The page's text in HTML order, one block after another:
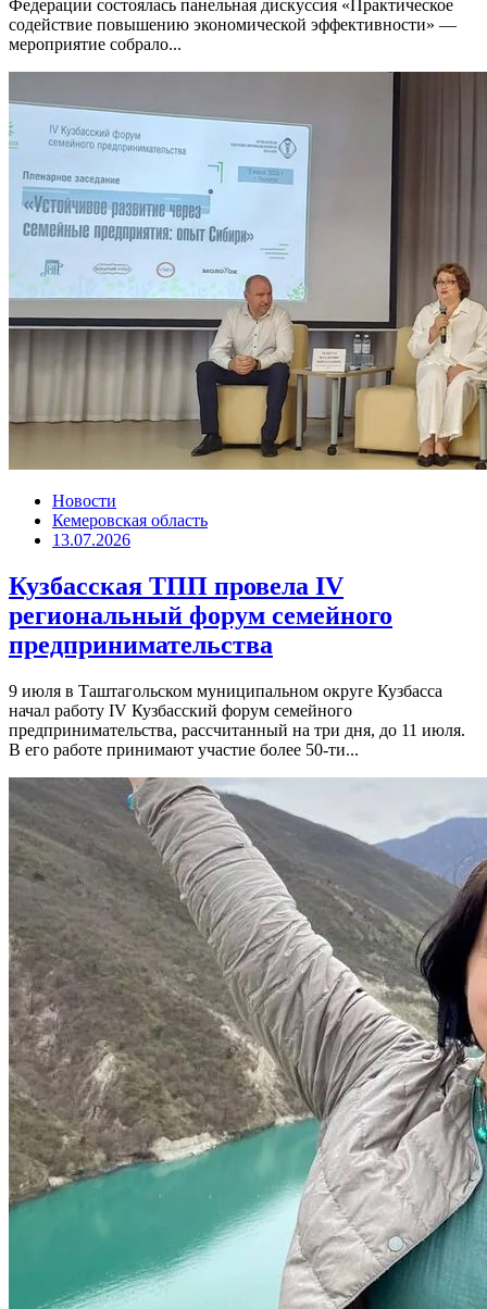
Федерации состоялась панельная дискуссия «Практическое
содействие повышению экономической эффективности» —
мероприятие собрало...
Новости
Кемеровская область
13.07.2026
Кузбасская ТПП провела IV
региональный форум семейного
предпринимательства
9 июля в Таштагольском муниципальном округе Кузбасса
начал работу IV Кузбасский форум семейного
предпринимательства, рассчитанный на три дня, до 11 июля.
В его работе принимают участие более 50-ти...